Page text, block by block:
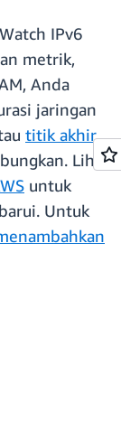
IPv6
metrik,
Anda
jaringan
titik akhir
Lihat
untuk
Untuk